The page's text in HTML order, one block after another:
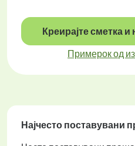
Креирајте сметка
Примерок од
Најчесто поставувани